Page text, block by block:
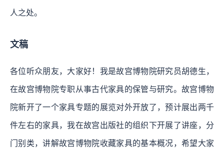
人之处。
文稿
各位听众朋友，大家好！我是故宫博物院研究员胡德生，
在故宫博物院专职从事古代家具的保管与研究。故宫博物
院新开了一个家具专题的展览对外开放了，预计展出两千
件左右的家具，我在故宫出版社的组织下开展了讲座，分
门别类，讲解故宫博物院收藏家具的基本概况，希望大家